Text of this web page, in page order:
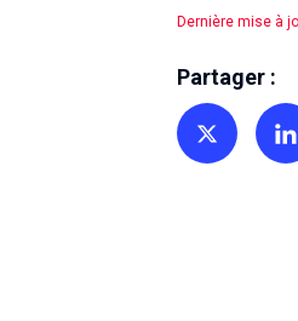
Dernière mise à
Partager :
Partager sur